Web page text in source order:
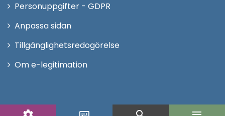
Personuppgifter - GDPR
Anpassa sidan
Tillgänglighetsredogörelse
Om e-legitimation